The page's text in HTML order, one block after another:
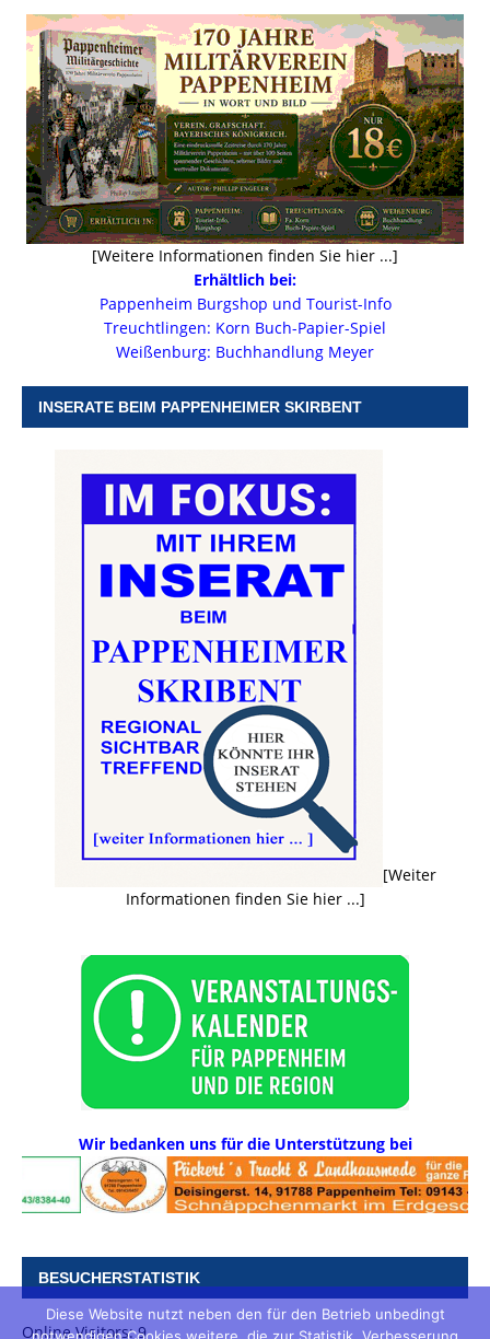
[Weitere Informationen finden Sie hier ...]
Erhältlich bei:
Pappenheim Burgshop und Tourist-Info
Treuchtlingen: Korn Buch-Papier-Spiel
Weißenburg: Buchhandlung Meyer
INSERATE BEIM PAPPENHEIMER SKIRBENT
[Weiter
Informationen finden Sie hier ...]
Wir bedanken uns für die Unterstützung bei
BESUCHERSTATISTIK
Online Visitors:9
Diese Website nutzt neben den für den Betrieb unbedingt